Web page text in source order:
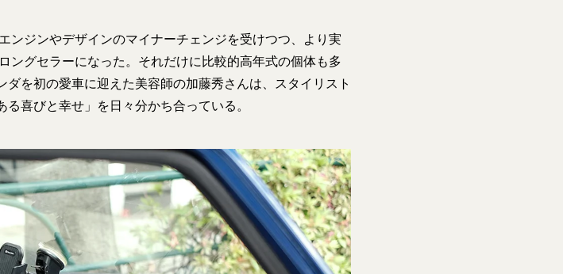
ンジンやデザインのマイナーチェンジを受けつつ、より実
ングセラーになった。それだけに比較的高年式の個体も多
を初の愛車に迎えた美容師の加藤秀さんは、スタイリスト
喜びと幸せ」を日々分かち合っている。